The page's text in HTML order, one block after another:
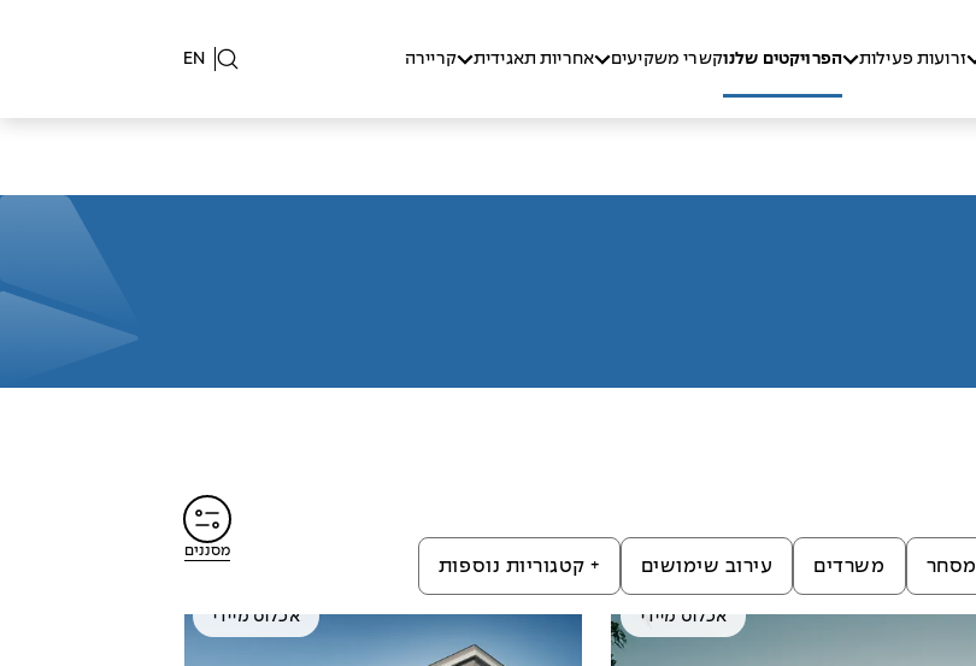
זרועות פעילות הפרויקטים שלנוקשרי משקיעים אחריות תאגידית קריירה EN
מסחר משרדים עירוב שימושים + קטגוריות נוספות
מסננים
אכלוס מיידי אכלוס מיידי